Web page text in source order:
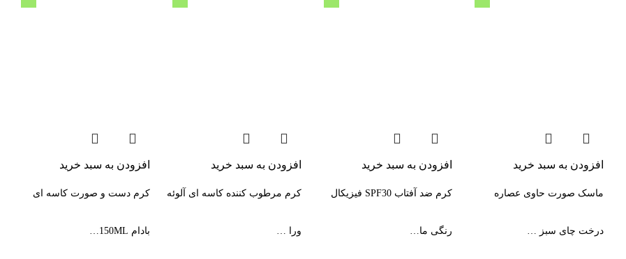
افزودن به سبد خرید
ماسک صورت حاوی عصاره
درخت چای سبز …
افزودن به سبد خرید
کرم ضد آفتاب SPF30 فیزیکال
رنگی ما…
افزودن به سبد خرید
کرم مرطوب کننده کاسه ای آلوئه
ورا …
افزودن به سبد خرید
کرم دست و صورت کاسه ای
بادام 150ML…